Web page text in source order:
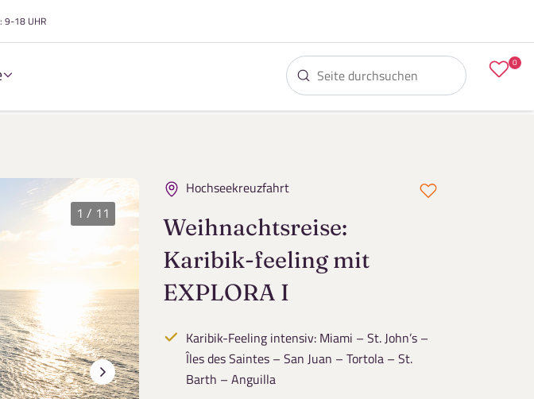
9-18 UHR
0
1 / 11
Hochseekreuzfahrt
Weihnachtsreise:
Karibik-feeling mit
EXPLORA I
Karibik-Feeling intensiv: Miami – St. John’s –
Îles des Saintes – San Juan – Tortola – St.
Barth – Anguilla